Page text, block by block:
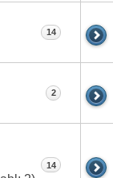
14
2
14